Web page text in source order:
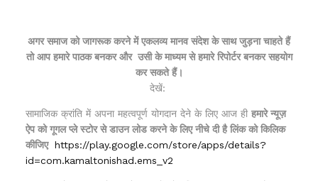
अगर समाज को जागरूक करने में एकलव्य मानव संदेश के साथ जुड़ना चाहते हैं
तो आप हमारे पाठक बनकर और उसी के माध्यम से हमारे रिपोर्टर बनकर सहयोग
कर सकते हैं।
देखें:
सामाजिक क्रांति में अपना महत्वपूर्ण योगदान देने के लिए आज ही हमारे न्यूज़
ऐप को गूगल प्ले स्टोर से डाउन लोड करने के लिए नीचे दी है लिंक को किलिक
कीजिए https://play.google.com/store/apps/details?
id=com.kamaltonishad.ems_v2